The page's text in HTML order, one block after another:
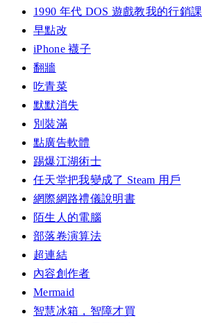
1990 年代 DOS 遊戲教我的行銷課
早點改
iPhone 襪子
翻牆
吃青菜
默默消失
別裝滿
點廣告軟體
踢爆江湖術士
任天堂把我變成了 Steam 用戶
網際網路禮儀說明書
陌生人的電腦
部落卷演算法
超連結
內容創作者
Mermaid
智慧冰箱，智障才買